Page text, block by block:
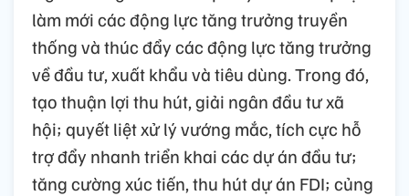
làm mới các động lực tăng trưởng truyền
thống và thúc đẩy các động lực tăng trưởng
về đầu tư, xuất khẩu và tiêu dùng. Trong đó,
tạo thuận lợi thu hút, giải ngân đầu tư xã
hội; quyết liệt xử lý vướng mắc, tích cực hỗ
trợ đẩy nhanh triển khai các dự án đầu tư;
tăng cường xúc tiến, thu hút dự án FDI; củng